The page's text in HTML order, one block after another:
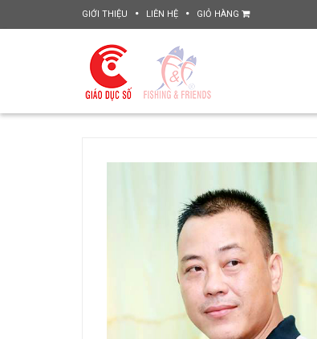
GIỚI THIỆU LIÊN HỆ GIỎ HÀNG